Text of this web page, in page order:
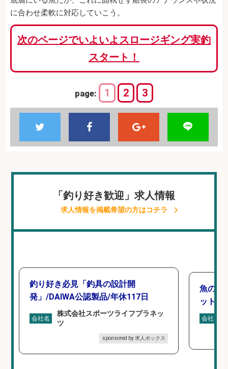
に合わせ柔軟に対応していこう。
次のページでいよいよスロージギング実釣
スタート！
page: 1 2 3
「釣り好き歓迎」求人情報
求人情報を掲載希望の方はコチラ
釣り好き必見「釣具の設計開
発」/DAIWA公認製品/年休117日
会社名
株式会社スポーツライフプラネッ
ツ
sponsored by 求人ボックス
魚の「
ットを
会社名